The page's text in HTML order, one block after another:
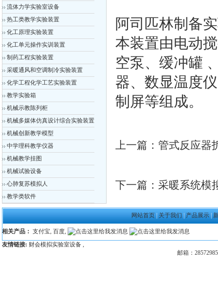
流体力学实验室设备
热工类教学实验装置
化工原理实验装置
化工单元操作实训装置
制药工程实验装置
采暖通风和空调制冷实验装置
化学工程化学工艺实验装置
教学实验箱
机械示教陈列柜
机械多媒体仿真设计综合实验装置
机械创新教学模型
中学理科教学仪器
机械教学挂图
机械试验设备
心肺复苏模拟人
教学类软件
阿司匹林制备
本装置由电动
空泵、缓冲罐
器、数显温度
制屏等组成。
上一篇： 管式反应器
下一篇： 采暖系统模
网站首页 关于我们 产品展示
相关产品： 支付宝, 百度,
友情链接: 财会模拟实验室设备 ,
邮箱：